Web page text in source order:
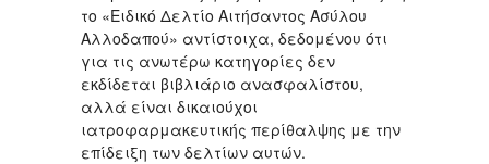
το «Ειδικό Δελτίο Αιτήσαντος Ασύλου
Αλλοδαπού» αντίστοιχα, δεδομένου ότι
για τις ανωτέρω κατηγορίες δεν
εκδίδεται βιβλιάριο ανασφαλίστου,
αλλά είναι δικαιούχοι
ιατροφαρμακευτικής περίθαλψης με την
επίδειξη των δελτίων αυτών.